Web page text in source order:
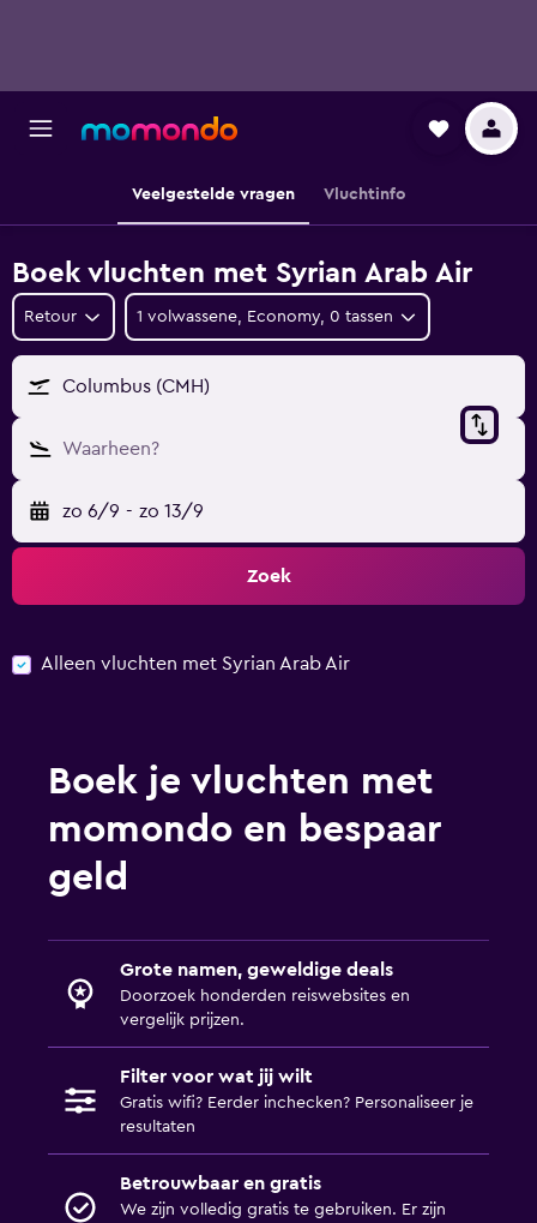
Veelgestelde vragen Vluchtinfo
Boek vluchten met Syrian Arab Air
Retour 1 volwassene, Economy, 0 tassen
Columbus (CMH)
Waarheen?
zo 6/9 - zo 13/9
Zoek
Alleen vluchten met Syrian Arab Air
Boek je vluchten met
momondo en bespaar
geld
Grote namen, geweldige deals
Doorzoek honderden reiswebsites en
vergelijk prijzen.
Filter voor wat jij wilt
Gratis wifi? Eerder inchecken? Personaliseer je
resultaten
Betrouwbaar en gratis
We zijn volledig gratis te gebruiken. Er zijn